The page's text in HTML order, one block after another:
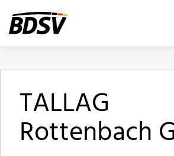
TALLAG
Rottenbach